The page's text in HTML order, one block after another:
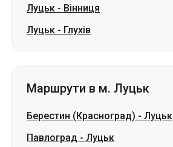
Луцьк - Вінниця
Луцьк - Глухів
Маршрути в м. Луцьк
Берестин (Красноград) - Луцьк
Павлоград - Луцьк